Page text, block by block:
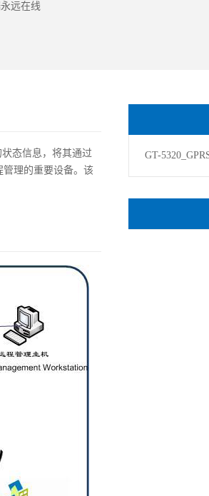
远在线
态信息，将其通过
理的重要设备。该